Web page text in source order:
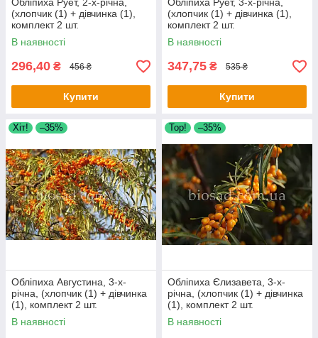
(хлопчик (1) + дівчинка (1),
комплект 2 шт.
В наявності
296,40 ₴ 456 ₴
Купити
(хлопчик (1) + дівчинка (1),
комплект 2 шт.
В наявності
347,75 ₴ 535 ₴
Купити
Хіт! –35%
Обліпиха Августина, 3-х-
річна, (хлопчик (1) + дівчинка
(1), комплект 2 шт.
В наявності
Тор! –35%
Обліпиха Єлизавета, 3-х-
річна, (хлопчик (1) + дівчинка
(1), комплект 2 шт.
В наявності